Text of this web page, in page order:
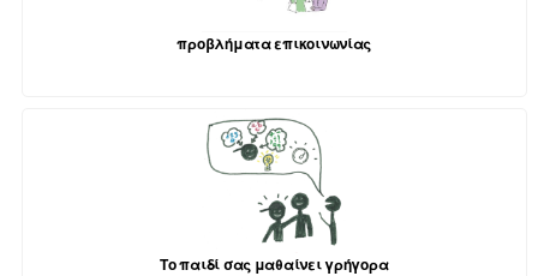
προβλήματα επικοινωνίας
Το παιδί σας μαθαίνει γρήγορα